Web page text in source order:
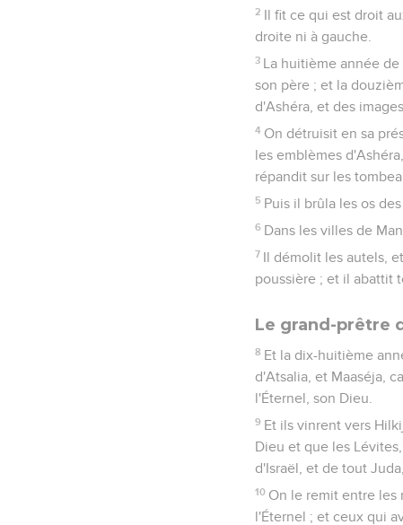
2 Il fit ce qui est droit
droite ni à gauche.
3 La huitième année
son père ; et la
d'Ashéra, et des
4 On détruisit en sa
les emblèmes
répandit sur les
5 Puis il brûla les os
6 Dans les villes de
7 Il démolit les autels,
poussière ; et il abattit
Le grand-prêtre
8 Et la dix-huitième
d'Atsalia, et Maaséja,
l'Éternel, son Dieu.
9 Et ils vinrent vers
Dieu et que les
d'Israël, et de tout
10 On le remit entre les
l'Éternel ; et ceux qui